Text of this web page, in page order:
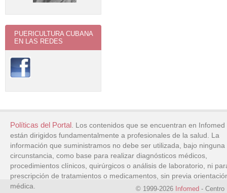
PUERICULTURA CUBANA
EN LAS REDES
Políticas del Portal. Los contenidos que se encuentran en Infomed
están dirigidos fundamentalmente a profesionales de la salud. La
información que suministramos no debe ser utilizada, bajo ninguna
circunstancia, como base para realizar diagnósticos médicos,
procedimientos clínicos, quirúrgicos o análisis de laboratorio, ni
prescripción de tratamientos o medicamentos, sin previa
médica.
© 1999-2026 Infomed - Centro